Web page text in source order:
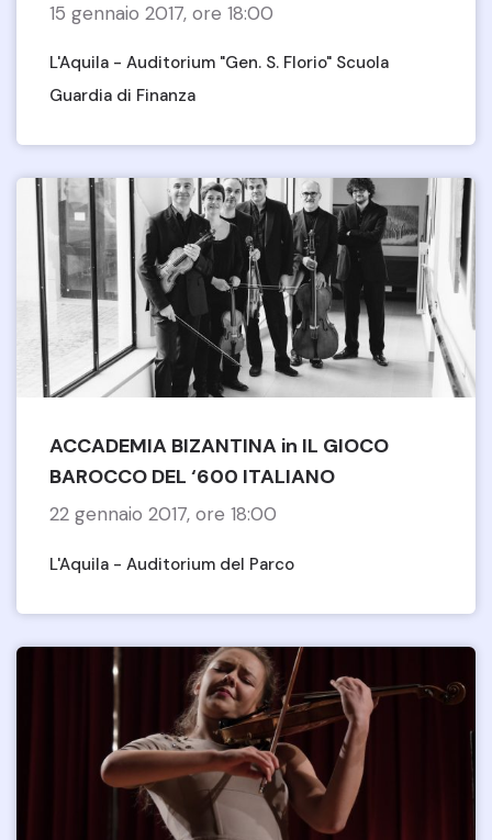
15 gennaio 2017, ore 18:00
L'Aquila - Auditorium "Gen. S. Florio" Scuola
Guardia di Finanza
ACCADEMIA BIZANTINA in IL GIOCO
BAROCCO DEL ‘600 ITALIANO
22 gennaio 2017, ore 18:00
L'Aquila - Auditorium del Parco